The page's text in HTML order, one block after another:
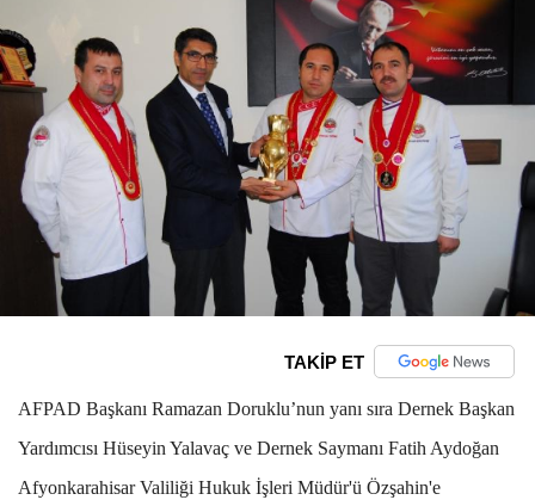
TAKİP ET
AFPAD Başkanı Ramazan Doruklu’nun yanı sıra Dernek Başkan
Yardımcısı Hüseyin Yalavaç ve Dernek Saymanı Fatih Aydoğan
Afyonkarahisar Valiliği Hukuk İşleri Müdür'ü Özşahin'e